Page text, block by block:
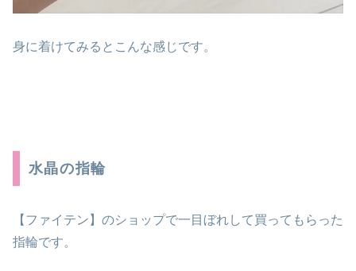
身に着けてみるとこんな感じです。
水晶の指輪
【ファイテン】のショップで一目ぼれして買ってもらった
指輪です。